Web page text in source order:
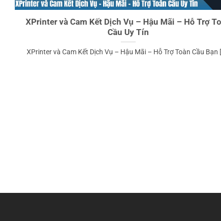
XPrinter và Cam Kết Dịch Vụ – Hậu Mãi – Hỗ Trợ
Cầu Uy Tín
XPrinter và Cam Kết Dịch Vụ – Hậu Mãi – Hỗ Trợ Toàn Cầu Bạn